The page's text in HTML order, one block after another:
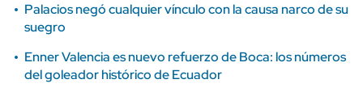
Palacios negó cualquier vínculo con la causa narco de su
suegro
Enner Valencia es nuevo refuerzo de Boca: los números
del goleador histórico de Ecuador